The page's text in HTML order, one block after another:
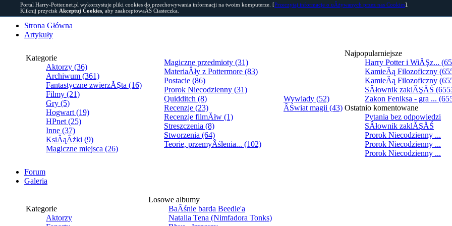
Strona Główna
Artykuły
Kategorie
Aktorzy (36)
Archiwum (361)
Fantastyczne zwierzĂŞta (16)
Filmy (21)
Gry (5)
Hogwart (19)
HPnet (25)
Inne (37)
KsiÂąÂżki (9)
Magiczne miejsca (26)
Magiczne przedmioty (31)
MateriaÂły z Pottermore (83)
Postacie (86)
Prorok Niecodzienny (31)
Quidditch (8)
Recenzje (23)
Recenzje filmĂłw (1)
Streszczenia (8)
Stworzenia (64)
Teorie, przemyÂślenia... (102)
Wywiady (52)
ÂŚwiat magii (43)
Najpopularniejsze
Harry Potter i WiĂŞz...
KamieĂą Filozoficzny
KamieĂą Filozoficzny
SÂłownik zaklĂŞĂŚ
Zakon Feniksa - gra ...
Ostatnio komentowane
Pytania bez odpowiedzi
SÂłownik zaklĂŞĂŚ
Prorok Niecodzienny ...
Prorok Niecodzienny ...
Prorok Niecodzienny ...
Forum
Galeria
Kategorie
Aktorzy
Losowe albumy
BaÂśnie barda Beedle'a
Natalia Tena (Nimfadora Tonks)
Portal Harry-Potter.net.pl wykorzystuje pliki cookies do przechowywania informacji na twoim komputerze. [Przeczytaj informacje o uÂżywanych przez nas Cookies].
Kliknij przycisk Akceptuj Cookies , aby zaakceptowaĂŚ Ciasteczka.